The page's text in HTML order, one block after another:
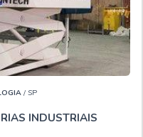
depara com o Soluções
Know-how em Aluguel
e Locação de
sua tecnologia e
para seus
Plataforma aérea
/ SP
INDUSTRIAIS